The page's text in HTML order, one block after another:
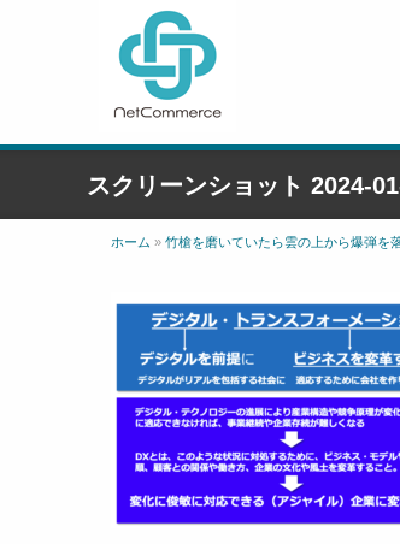
スクリーンショット 2024-
ホーム » 竹槍を磨いていたら雲の上から爆弾を